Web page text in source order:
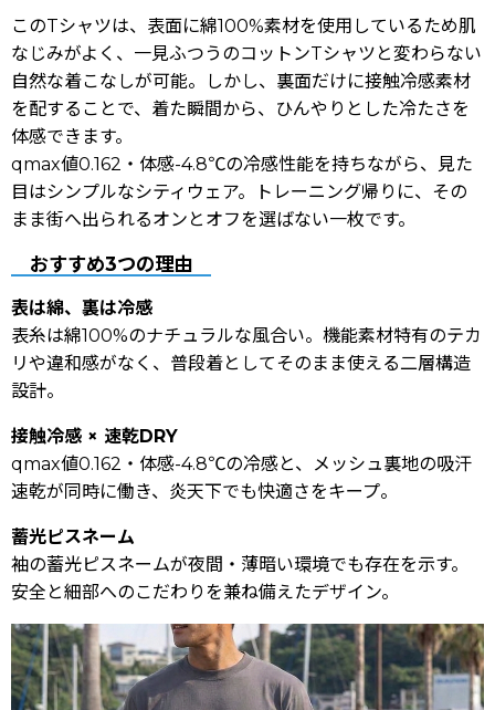
このTシャツは、 表面に綿100%素材を使用しているため肌
なじみがよく、一見ふつうのコットンTシャツと変わらない
自然な着こなしが可能。しかし、 裏面だけに接触冷感素材
を配することで、着た瞬間から、ひんやりとした冷たさを
体感できます。
qmax値0.162・体感-4.8℃の冷感性能を持ちながら、見た
目はシンプルなシティウェア。トレーニング帰りに、その
まま街へ出られるオンとオフを選ばない一枚です。
おすすめ3つの理由
表は綿、裏は冷感
表糸は綿100%のナチュラルな風合い。機能素材特有のテカ
リや違和感がなく、普段着としてそのまま使える二層構造
設計。
接触冷感 × 速乾DRY
qmax値0.162・体感-4.8℃の冷感と、メッシュ裏地の吸汗
速乾が同時に働き、炎天下でも快適さをキープ。
蓄光ピスネーム
袖の蓄光ピスネームが夜間・薄暗い環境でも存在を示す。
安全と細部へのこだわりを兼ね備えたデザイン。